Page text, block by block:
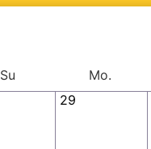
Su
Mo.
29